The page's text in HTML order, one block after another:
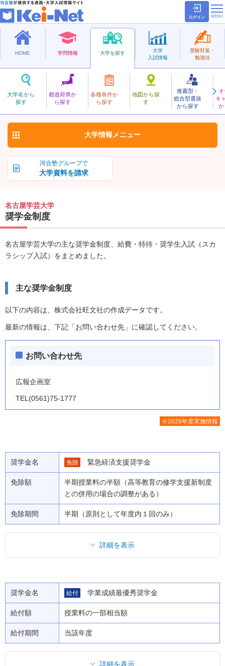
ログイン
HOME 学問情報 大学を探す
大学名から
探す
都道府県か
ら探す
各種条件か
ら探す
地図から探
す
推薦型・
総合型選抜
から探す
キ
か
大学
入試情報
受験対策・
勉強法
私立
なごやがくげい
名古屋学芸大学 お気に入り
河合塾グループで
大学資料を請求
大学情報 メニュー
名古屋学芸大学
奨学金制度
名古屋学芸大学の主な奨学金制度、給費・特待・奨学生入試（スカ
ラシップ入試）をまとめました。
主な奨学金制度
以下の内容は、株式会社旺文社の作成データです。
最新の情報は、下記「お問い合わせ先」に確認してください。
お問い合わせ先
広報企画室
TEL(0561)75-1777
※2026年度実施情報
奨学金名 免除 緊急経済支援奨学金
免除額
半期授業料の半額（高等教育の修学支援新制度
との併用の場合の調整がある）
免除期間 半期（原則として年度内１回のみ）
詳細を表示
奨学金名 給付 学業成績最優秀奨学金
給付額 授業料の一部相当額
給付期間 当該年度
詳細を表示